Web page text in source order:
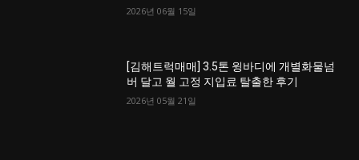
2026년 06월 15일
[김해트럭매매] 3.5톤 윙바디에 개별화물넘
버 달고 월 고정 지입료 탈출한 후기
2026년 05월 21일